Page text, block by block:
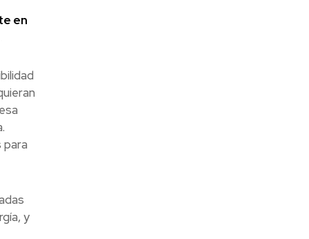
en
para
y